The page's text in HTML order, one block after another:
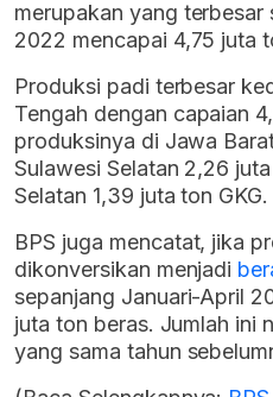
merupakan yang
2022 mencapai 4,75 juta
Produksi padi terbesar
Tengah dengan capaian
produksinya di Jawa
Sulawesi Selatan 2,26
Selatan 1,39 juta ton GKG.
BPS juga mencatat, jika
dikonversikan menjadi
sepanjang Januari-April
juta ton beras. Jumlah ini
yang sama tahun